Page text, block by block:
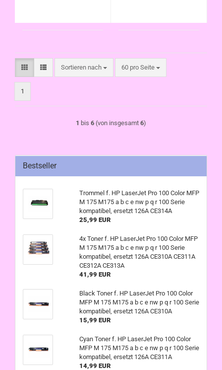
Sortieren nach
Sortieren nach 60 pro Seite
pro Seite
1
1 bis 6 (von insgesamt 6)
Bestseller
Trommel f. HP LaserJet Pro 100 Color MFP
M 175 M175 a b c e nw p q r 100 Serie
kompatibel, ersetzt 126A CE314A
25,99 EUR
4x Toner f. HP LaserJet Pro 100 Color MFP
M 175 M175 a b c e nw p q r 100 Serie
kompatibel, ersetzt 126A CE310A CE311A
CE312A CE313A
41,99 EUR
Black Toner f. HP LaserJet Pro 100 Color
MFP M 175 M175 a b c e nw p q r 100 Serie
kompatibel, ersetzt 126A CE310A
15,99 EUR
Cyan Toner f. HP LaserJet Pro 100 Color
MFP M 175 M175 a b c e nw p q r 100 Serie
kompatibel, ersetzt 126A CE311A
14,99 EUR